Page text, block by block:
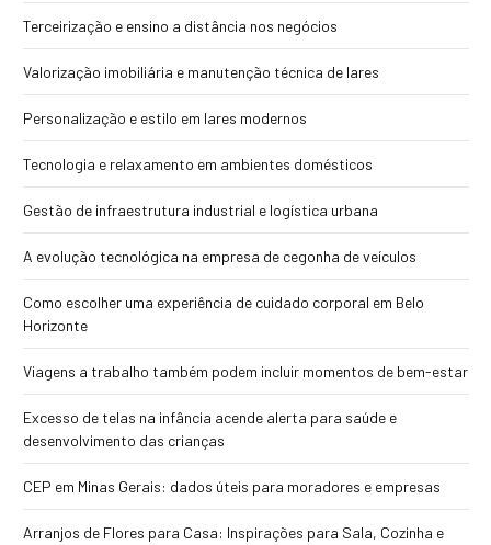
Terceirização e ensino a distância nos negócios
Valorização imobiliária e manutenção técnica de lares
Personalização e estilo em lares modernos
Tecnologia e relaxamento em ambientes domésticos
Gestão de infraestrutura industrial e logística urbana
A evolução tecnológica na empresa de cegonha de veículos
Como escolher uma experiência de cuidado corporal em Belo
Horizonte
Viagens a trabalho também podem incluir momentos de bem-estar
Excesso de telas na infância acende alerta para saúde e
desenvolvimento das crianças
CEP em Minas Gerais: dados úteis para moradores e empresas
Arranjos de Flores para Casa: Inspirações para Sala, Cozinha e